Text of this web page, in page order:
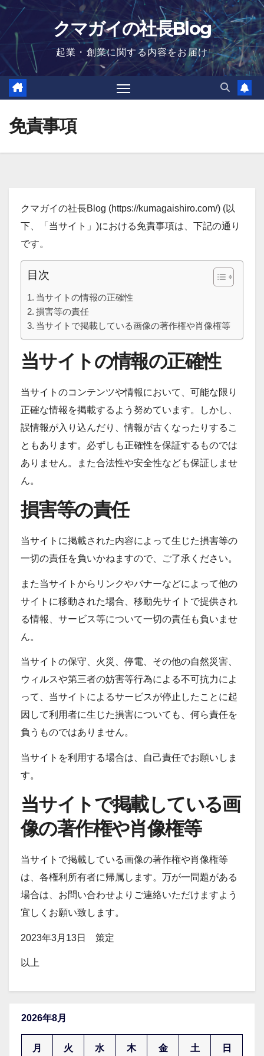
Skip
content
クマガイの社長Blog
起業・創業に関する内容をお届け
免責事項
クマガイの社長Blog (https://kumagaishiro.com/) (以
下、「当サイト」)における免責事項は、下記の通り
です。
目次
当サイトの情報の正確性
損害等の責任
当サイトで掲載している画像の著作権や肖像権等
当サイトの情報の正確性
当サイトのコンテンツや情報において、可能な限り
正確な情報を掲載するよう努めています。しかし、
誤情報が入り込んだり、情報が古くなったりするこ
ともあります。必ずしも正確性を保証するものでは
ありません。また合法性や安全性なども保証しませ
ん。
損害等の責任
当サイトに掲載された内容によって生じた損害等の
一切の責任を負いかねますので、ご了承ください。
また当サイトからリンクやバナーなどによって他の
サイトに移動された場合、移動先サイトで提供され
る情報、サービス等について一切の責任も負いませ
ん。
当サイトの保守、火災、停電、その他の自然災害、
ウィルスや第三者の妨害等行為による不可抗力によ
って、当サイトによるサービスが停止したことに起
因して利用者に生じた損害についても、何ら責任を
負うものではありません。
当サイトを利用する場合は、自己責任でお願いしま
す。
当サイトで掲載している画
像の著作権や肖像権等
当サイトで掲載している画像の著作権や肖像権等
は、各権利所有者に帰属します。万が一問題がある
場合は、お問い合わせよりご連絡いただけますよう
宜しくお願い致します。
2023年3月13日 策定
以上
2026年8月
月 火 水 木 金 土 日